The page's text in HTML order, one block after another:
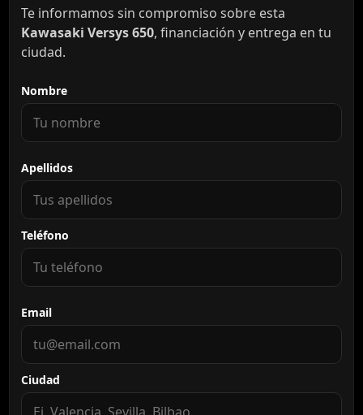
Te informamos sin compromiso sobre esta
Kawasaki Versys 650, financiación y entrega en tu
ciudad.
Nombre
Apellidos
Teléfono
Email
Ciudad